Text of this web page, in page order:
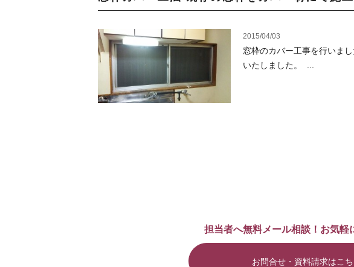
2015/04/03
窓枠のカバー工事を行いま
いたしました。 ...
担当者へ無料メール相談！お気軽
お問合せ・資料請求はこ